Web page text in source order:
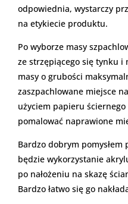
odpowiednia, wystarczy
na etykiecie produktu.
Po wyborze masy
ze strzępiącego się tynku i
masy o grubości
zaszpachlowane miejsce
użyciem papieru
pomalować naprawione
Bardzo dobrym
będzie wykorzystanie
po nałożeniu na skazę
Bardzo łatwo się go